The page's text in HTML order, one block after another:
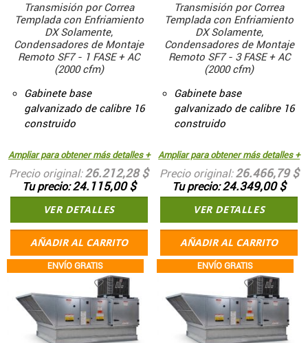
Transmisión por Correa
Templada con Enfriamiento
DX Solamente,
Condensadores de Montaje
Remoto SF7 - 1 FASE + AC
(2000 cfm)
Gabinete base
galvanizado de calibre 16
construido
Ampliar para obtener más detalles +
Precio original 26.212,28 $
Tu precio 24.115,00 $
VER DETALLES
AÑADIR AL CARRITO
Transmisión por Correa
Templada con Enfriamiento
DX Solamente,
Condensadores de Montaje
Remoto SF7 - 3 FASE + AC
(2000 cfm)
Gabinete base
galvanizado de calibre 16
construido
Ampliar para obtener más detalles +
Precio original 26.466,79 $
Tu precio 24.349,00 $
VER DETALLES
AÑADIR AL CARRITO
ENVÍO GRATIS ENVÍO GRATIS